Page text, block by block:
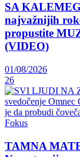
SA
najvažnijih
propustite
(VIDEO)
01/08/2026
26
Fokus
TAMNA